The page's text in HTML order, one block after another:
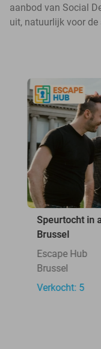
aanbod van Social
uit, natuurlijk voor de
Speurtocht in
Brussel
Escape Hub
Brussel
Verkocht: 5